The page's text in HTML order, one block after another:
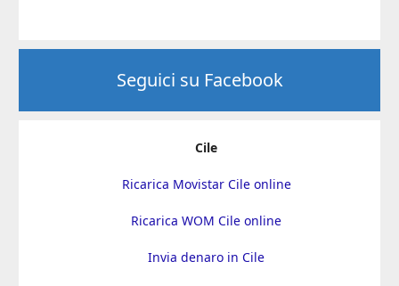
Seguici su Facebook
Cile
Ricarica Movistar Cile online
Ricarica WOM Cile online
Invia denaro in Cile